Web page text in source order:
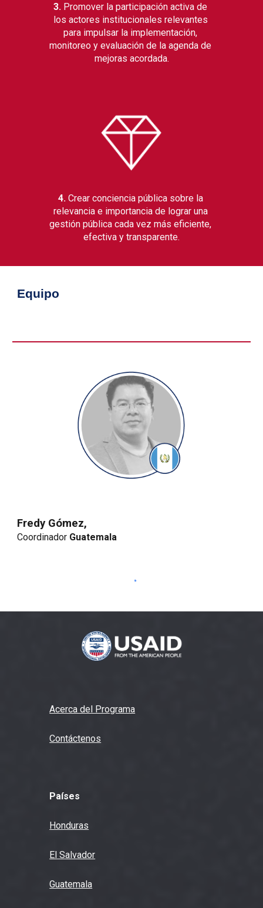
3. Promover la participación activa de
los actores institucionales relevantes
para impulsar la implementación,
monitoreo y evaluación de la agenda de
mejoras acordada.
4. Crear conciencia pública sobre la
relevancia e importancia de lograr una
gestión pública cada vez más eficiente,
efectiva y transparente.
Equipo
Fredy Gómez,
Coordinador Guatemala
Acerca del Programa
Contáctenos
Países
Honduras
El Salvador
Guatemala